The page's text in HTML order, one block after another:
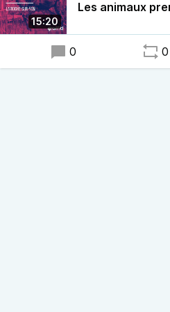
déterminent l’origine et l’âge
15:20
Les animaux
0 0